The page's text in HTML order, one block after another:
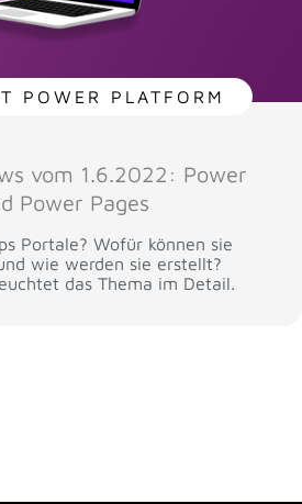
POWER PLATFORM
vom 1.6.2022: Power
Power Pages
Portale? Wofür können sie
wie werden sie erstellt?
das Thema im Detail.